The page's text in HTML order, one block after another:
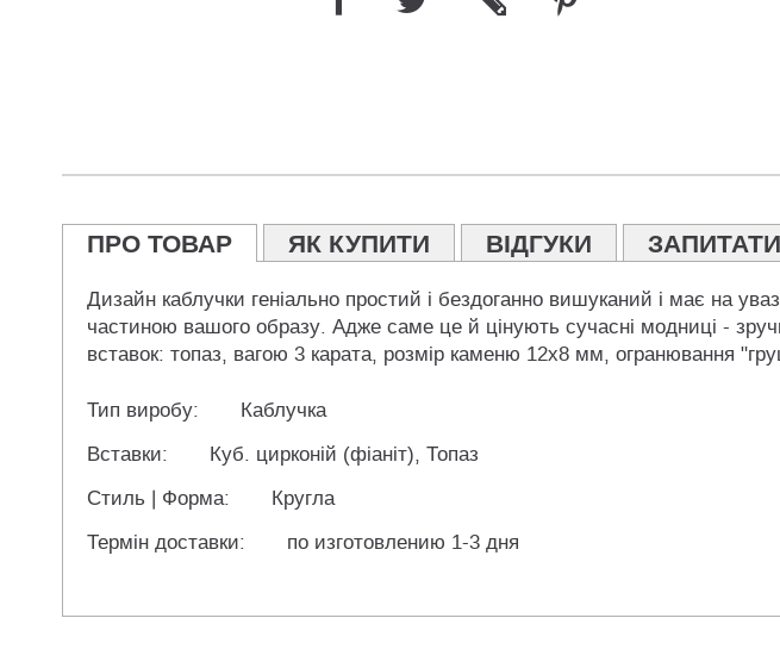
ПРО ТОВАР ЯК КУПИТИ ВІДГУКИ ЗАПИТАТИ
Дизайн каблучки геніально простий і бездоганно вишуканий і має на
частиною вашого образу. Адже саме це й цінують сучасні модниці -
вставок: топаз, вагою 3 карата, розмір каменю 12х8 мм, огранювання
Тип виробу: Каблучка
Вставки:
Куб. цирконій (фіаніт), Топаз
Стиль | Форма:
Кругла
Термін доставки:
по изготовлению 1-3 дня